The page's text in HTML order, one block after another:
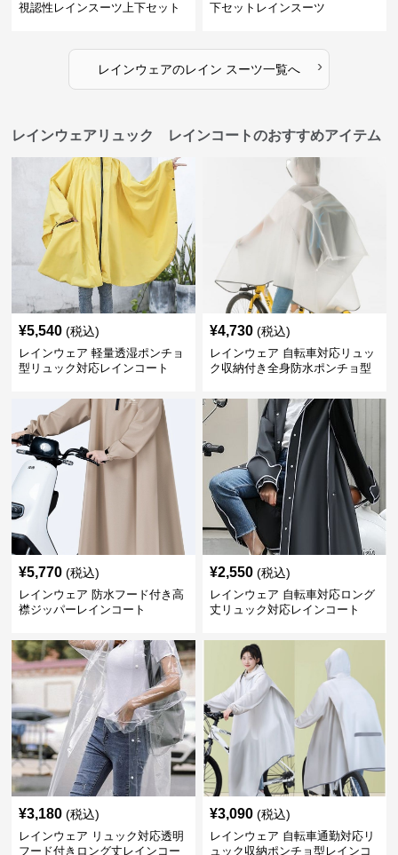
視認性レインスーツ上下セット
下セットレインスーツ
レインウェアのレイン スーツ一覧へ ›
レインウェアリュック レインコートのおすすめアイテム
¥5,540 (税込)
レインウェア 軽量透湿ポンチョ
型リュック対応レインコート
¥4,730 (税込)
レインウェア 自転車対応リュッ
ク収納付き全身防水ポンチョ型
¥5,770 (税込)
レインウェア 防水フード付き高
襟ジッパーレインコート
¥2,550 (税込)
レインウェア 自転車対応ロング
丈リュック対応レインコート
¥3,180 (税込)
レインウェア リュック対応透明
フード付きロング丈レインコー
¥3,090 (税込)
レインウェア 自転車通勤対応リ
ュック収納ポンチョ型レインコ